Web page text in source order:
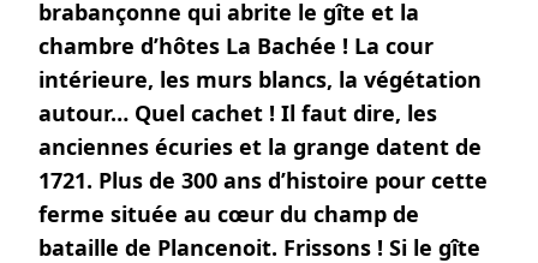
brabançonne qui abrite le gîte et la
chambre d’hôtes La Bachée ! La cour
intérieure, les murs blancs, la végétation
autour… Quel cachet ! Il faut dire, les
anciennes écuries et la grange datent de
1721. Plus de 300 ans d’histoire pour cette
ferme située au cœur du champ de
bataille de Plancenoit. Frissons ! Si le gîte